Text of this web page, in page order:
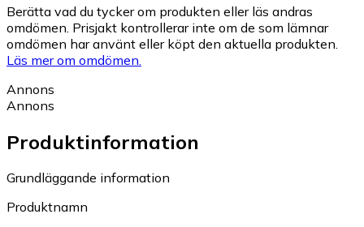
Berätta vad du tycker om produkten eller läs andras
omdömen. Prisjakt kontrollerar inte om de som lämnar
omdömen har använt eller köpt den aktuella produkten.
Läs mer om omdömen.
Annons
Annons
Produktinformation
Grundläggande information
Produktnamn